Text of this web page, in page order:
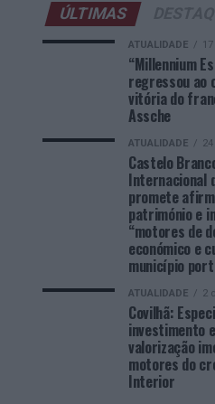
ÚLTIMAS
ATUALIDADE
“Millennium
regressou ao
vitória do
Assche
ATUALIDADE
Castelo
Internacional
promete
património e
“motores de
económico e
município
ATUALIDADE 2
Covilhã:
investimento
valorização
motores do
Interior